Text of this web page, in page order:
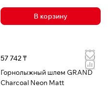
В корзину
57 742 ₸
Горнолыжный шлем GRAND
Charcoal Neon Matt